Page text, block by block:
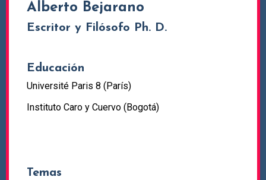
Alberto Bejarano
Escritor y Filósofo Ph. D.
Educación
Université Paris 8 (París)
Instituto Caro y Cuervo (Bogotá)
Temas